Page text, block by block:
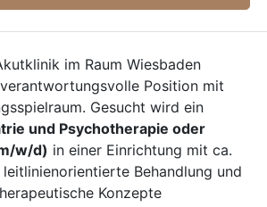
im Raum Wiesbaden
Position mit
Gesucht wird ein
und Psychotherapie oder
w/d) in einer Einrichtung mit ca.
Behandlung und
Konzepte